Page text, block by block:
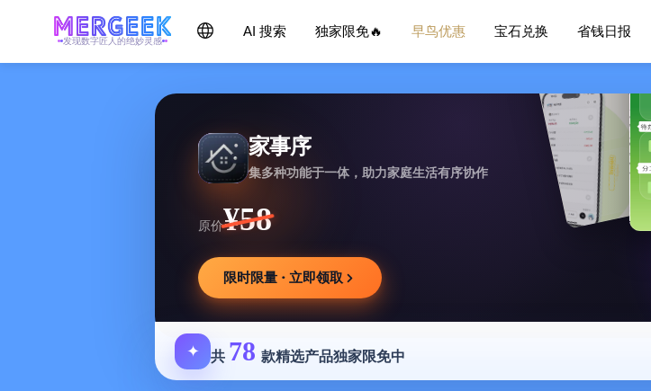
发现数字匠人的绝妙灵感
AI 搜索 独家限免🔥 早鸟优惠 宝石兑换 省钱日报
家事序
集多种功能于一体，助力家庭生活有序协作
原价¥58
限时限量 · 立即领取
✦ 共 78 款精选产品独家限免中